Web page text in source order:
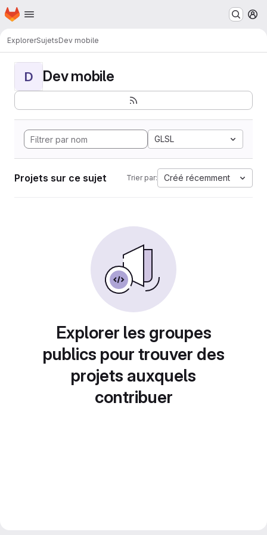
Passer au contenu principal
Page d'accueil
ExplorerSujetsDev mobile
D Dev mobile
GLSL
Projets sur ce sujet Trier par: Créé récemment
Explorer les groupes
publics pour trouver des
projets auxquels
contribuer